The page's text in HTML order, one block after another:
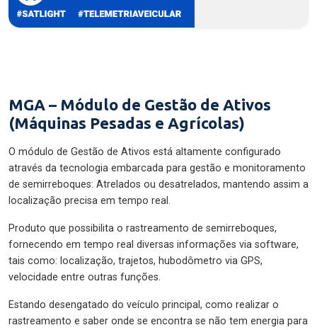
MGA – Módulo de Gestão de Ativos
(Máquinas Pesadas e Agrícolas)
O módulo de Gestão de Ativos está altamente configurado
através da tecnologia embarcada para gestão e monitoramento
de semirreboques: Atrelados ou desatrelados, mantendo assim a
localização precisa em tempo real.
Produto que possibilita o rastreamento de semirreboques,
fornecendo em tempo real diversas informações via software,
tais como: localização, trajetos, hubodômetro via GPS,
velocidade entre outras funções.
Estando desengatado do veículo principal, como realizar o
rastreamento e saber onde se encontra se não tem energia para